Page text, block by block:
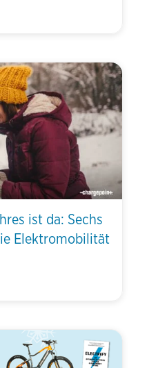
ist da: Sechs
Elektromobilität